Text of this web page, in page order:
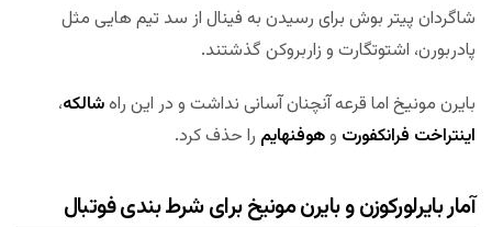
شاگردان پیتر بوش برای رسیدن به فینال از سد تیم هایی مثل
پادربورن، اشتوتگارت و زاربروکن گذشتند.
بایرن مونیخ اما قرعه آنچنان آسانی نداشت و در این راهشالکه،
اینتراخت فرانکفورت وهوفنهایم را حذف کرد.
آمار بایرلورکوزن و بایرن مونیخ برای شرط بندی فوتبال